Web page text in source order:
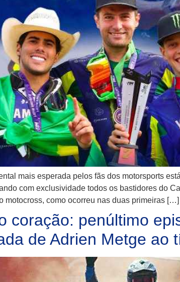
mais esperada pelos fãs dos motorsports
com exclusividade todos os bastidores do
motocross, como ocorreu nas duas primeiras […]
coração: penúltimo
de Adrien Metge ao